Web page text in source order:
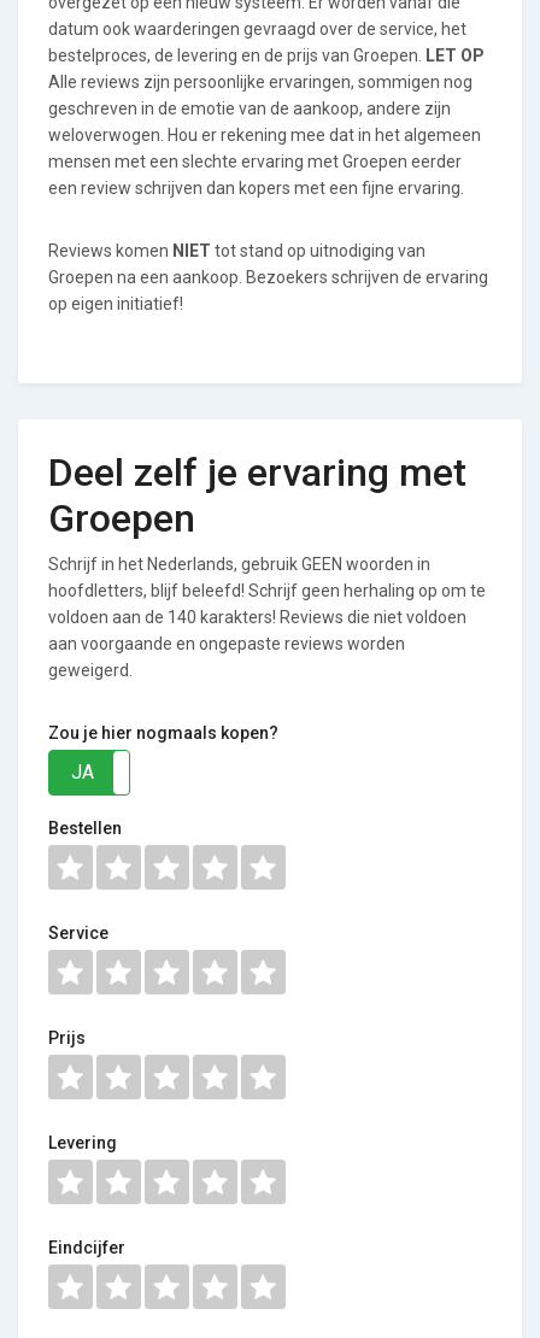
datum ook waarderingen gevraagd over de service, het
bestelproces, de levering en de prijs van Groepen.
LET OP
Alle reviews zijn persoonlijke ervaringen, sommigen nog
geschreven in de emotie van de aankoop, andere zijn
weloverwogen. Hou er rekening mee dat in het algemeen
mensen met een slechte ervaring met Groepen eerder
een review schrijven dan kopers met een fijne ervaring.
Reviews komen NIET tot stand op uitnodiging van
Groepen na een aankoop. Bezoekers schrijven de ervaring
op eigen initiatief!
Deel zelf je ervaring met
Groepen
Schrijf in het Nederlands, gebruik GEEN woorden in
hoofdletters, blijf beleefd! Schrijf geen herhaling op om te
voldoen aan de 140 karakters! Reviews die niet voldoen
aan voorgaande en ongepaste reviews worden
geweigerd.
Zou je hier nogmaals kopen?
JA
Bestellen
Service
Prijs
Levering
Eindcijfer